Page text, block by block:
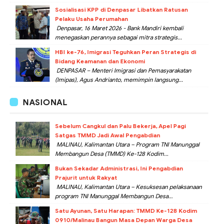
Sosialisasi KPP di Denpasar Libatkan Ratusan
Pelaku Usaha Perumahan
Denpasar, 16 Maret 2026 - Bank Mandiri kembali
menegaskan perannya sebagai mitra strategis...
HBI ke-76, Imigrasi Teguhkan Peran Strategis di
Bidang Keamanan dan Ekonomi
DENPASAR – Menteri Imigrasi dan Pemasyarakatan
(Imipas), Agus Andrianto, memimpin langsung...
NASIONAL
Sebelum Cangkul dan Palu Bekerja, Apel Pagi
Satgas TMMD Jadi Awal Pengabdian
MALINAU, Kalimantan Utara – Program TNI Manunggal
Membangun Desa (TMMD) Ke-128 Kodim...
Bukan Sekadar Administrasi, Ini Pengabdian
Prajurit untuk Rakyat
MALINAU, Kalimantan Utara – Kesuksesan pelaksanaan
program TNI Manunggal Membangun Desa...
Satu Ayunan, Satu Harapan: TMMD Ke-128 Kodim
0910/Malinau Bangun Masa Depan Warga Desa